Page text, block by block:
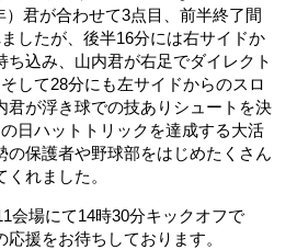
）君が合わせて3点目、前半終了間
したが、後半16分には右サイドか
ち込み、山内君が右足でダイレクト
して28分にも左サイドからのスロ
君が浮き球での技ありシュートを決
日ハットトリックを達成する大活
の保護者や野球部をはじめたくさん
れました。
会場にて14時30分キックオフで
援をお待ちしております。